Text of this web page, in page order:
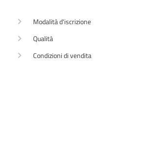
Modalità d'iscrizione
Qualità
Condizioni di vendita